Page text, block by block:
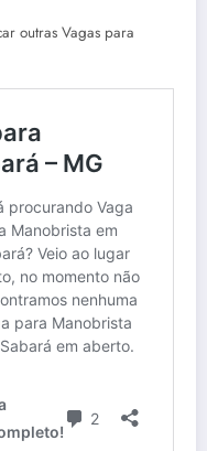
outras Vagas para